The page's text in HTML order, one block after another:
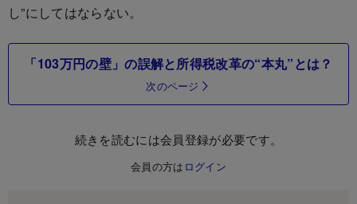
し”にしてはならない。
「103万円の壁」の誤解と所得税改革の“本丸”とは？
次のページ
続きを読むには会員登録が必要です。
会員の方は ログイン